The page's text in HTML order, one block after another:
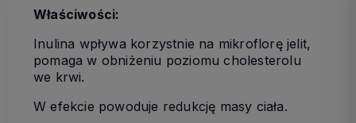
Właściwości:
Inulina wpływa korzystnie na mikroflorę jelit,
pomaga w obniżeniu poziomu cholesterolu
we krwi.
W efekcie powoduje redukcję masy ciała.